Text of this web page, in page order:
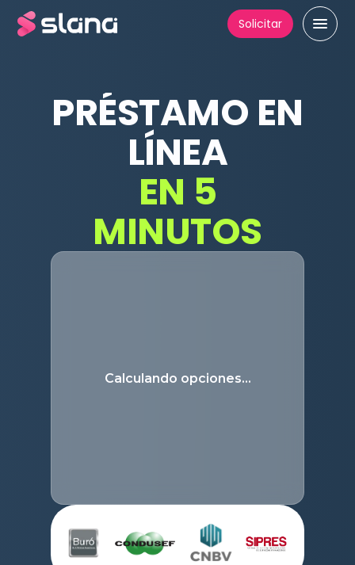
Solicitar
PRÉSTAMO EN
LÍNEA
EN 5
MINUTOS
Calculando opciones…